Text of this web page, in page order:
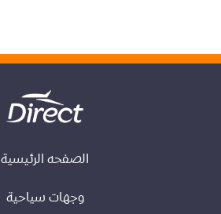
الصفحه الرئيسية
وجهات سياحية